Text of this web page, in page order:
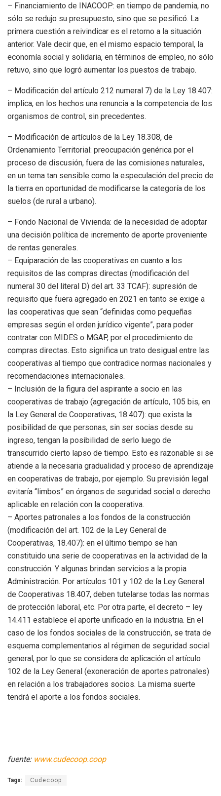
– Financiamiento de INACOOP: en tiempo de pandemia, no
sólo se redujo su presupuesto, sino que se pesificó. La
primera cuestión a reivindicar es el retorno a la situación
anterior. Vale decir que, en el mismo espacio temporal, la
economía social y solidaria, en términos de empleo, no sólo
retuvo, sino que logró aumentar los puestos de trabajo.
– Modificación del artículo 212 numeral 7) de la Ley 18.407:
implica, en los hechos una renuncia a la competencia de los
organismos de control, sin precedentes.
– Modificación de artículos de la Ley 18.308, de
Ordenamiento Territorial: preocupación genérica por el
proceso de discusión, fuera de las comisiones naturales,
en un tema tan sensible como la especulación del precio de
la tierra en oportunidad de modificarse la categoría de los
suelos (de rural a urbano).
– Fondo Nacional de Vivienda: de la necesidad de adoptar
una decisión política de incremento de aporte proveniente
de rentas generales.
– Equiparación de las cooperativas en cuanto a los
requisitos de las compras directas (modificación del
numeral 30 del literal D) del art. 33 TCAF): supresión de
requisito que fuera agregado en 2021 en tanto se exige a
las cooperativas que sean “definidas como pequeñas
empresas según el orden jurídico vigente”, para poder
contratar con MIDES o MGAP, por el procedimiento de
compras directas. Esto significa un trato desigual entre las
cooperativas al tiempo que contradice normas nacionales y
recomendaciones internacionales.
– Inclusión de la figura del aspirante a socio en las
cooperativas de trabajo (agregación de artículo, 105 bis, en
la Ley General de Cooperativas, 18.407): que exista la
posibilidad de que personas, sin ser socias desde su
ingreso, tengan la posibilidad de serlo luego de
transcurrido cierto lapso de tiempo. Esto es razonable si se
atiende a la necesaria gradualidad y proceso de aprendizaje
en cooperativas de trabajo, por ejemplo. Su previsión legal
evitaría “limbos” en órganos de seguridad social o derecho
aplicable en relación con la cooperativa.
– Aportes patronales a los fondos de la construcción
(modificación del art. 102 de la Ley General de
Cooperativas, 18.407): en el último tiempo se han
constituido una serie de cooperativas en la actividad de la
construcción. Y algunas brindan servicios a la propia
Administración. Por artículos 101 y 102 de la Ley General
de Cooperativas 18.407, deben tutelarse todas las normas
de protección laboral, etc. Por otra parte, el decreto – ley
14.411 establece el aporte unificado en la industria. En el
caso de los fondos sociales de la construcción, se trata de
esquema complementarios al régimen de seguridad social
general, por lo que se considera de aplicación el artículo
102 de la Ley General (exoneración de aportes patronales)
en relación a los trabajadores socios. La misma suerte
tendrá el aporte a los fondos sociales.
fuente: www.cudecoop.coop
Tags: Cudecoop